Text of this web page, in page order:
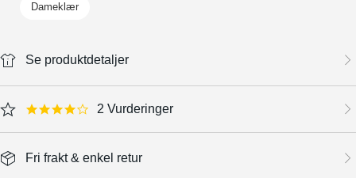
Dameklær
Se produktdetaljer
4.0 star rating 2 Vurderinger
Fri frakt & enkel retur